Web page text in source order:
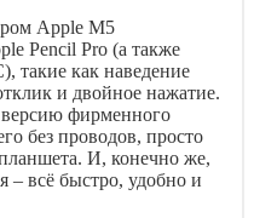
Apple M5
Pencil Pro (а также
такие как наведение
и двойное нажатие.
фирменного
без проводов, просто
И, конечно же,
– всё быстро, удобно и